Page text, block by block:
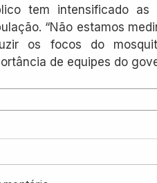
tem intensificado
“Não estamos
os focos do
de equipes do